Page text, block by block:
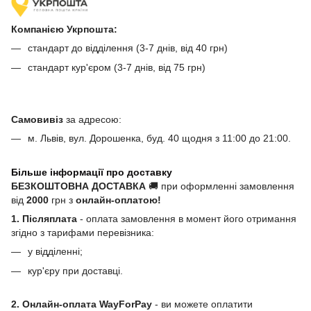
Компанією Укрпошта:
стандарт до відділення (3-7 днів, від 40 грн)
стандарт кур'єром (3-7 днів, від 75 грн)
Самовивіз за адресою:
м. Львів, вул. Дорошенка, буд. 40 щодня з 11:00 до 21:00.
Більше інформації про доставку
БЕЗКОШТОВНА ДОСТАВКА 🚚 при оформленні замовлення
від 2000 грн з онлайн-оплатою!
1. Післяплата - оплата замовлення в момент його отримання
згідно з тарифами перевізника:
у відділенні;
кур'єру при доставці.
2. Онлайн-оплата WayForPay - ви можете оплатити